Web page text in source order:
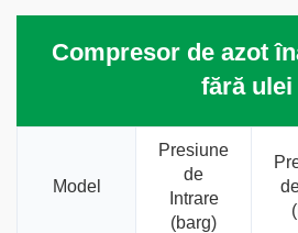
Compresor de azot
fără ulei
Model
Presiune
de
Intrare
(barg)